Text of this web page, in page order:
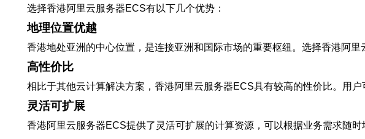
选择香港阿里云服务器ECS有以下几个优势：
地理位置优越
香港地处亚洲的中心位置，是连接亚洲和国际市场的重要枢纽。选择香港阿
高性价比
相比于其他云计算解决方案，香港阿里云服务器ECS具有较高的性价比。用
灵活可扩展
香港阿里云服务器ECS提供了灵活可扩展的计算资源，可以根据业务需求随